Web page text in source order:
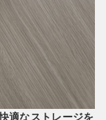
適なストレージを